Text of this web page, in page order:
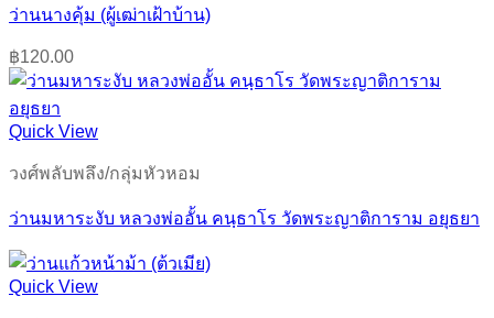
ว่านนางคุ้ม (ผู้เฒ่าเฝ้าบ้าน)
฿120.00
Quick View
วงศ์พลับพลึง/กลุ่มหัวหอม
ว่านมหาระงับ หลวงพ่ออั้น คนฺธาโร วัดพระญาติการาม อยุธยา
Quick View